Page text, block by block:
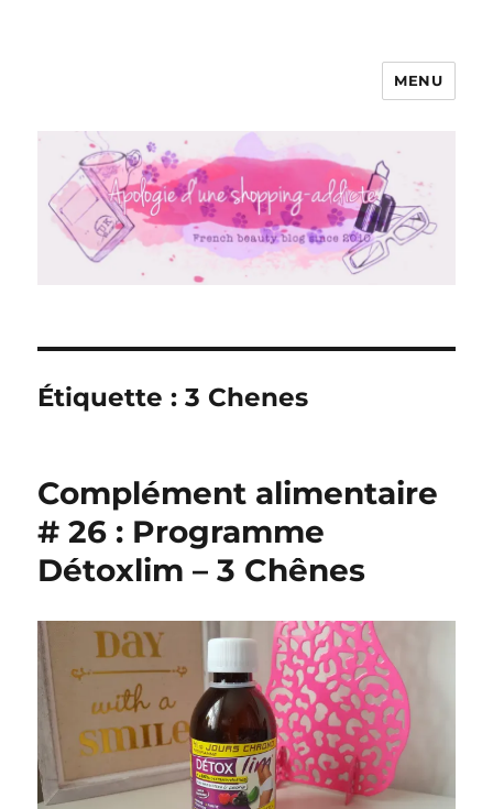
Apologie d'une Shopping-addicte
MENU
Étiquette :3 Chenes
Complément alimentaire
# 26 : Programme
Détoxlim – 3 Chênes